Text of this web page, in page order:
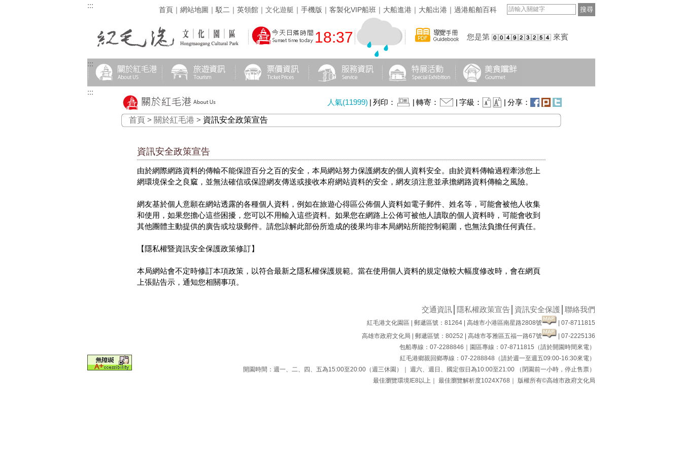
::: 首頁｜ 網站地圖 ｜ 駁二 ｜ 英領館｜ 文化遊艇 ｜ 手機版 ｜ 客製化VIP船班 ｜ 大船進港 ｜ 大船出港 ｜ 過港船舶百科 搜尋
18:37 您是第 來賓
:::
:::
人氣(11999) | 列印： | 轉寄： | 字級： | 分享：
首頁> 關於紅毛港 > 資訊安全政策宣告
資訊安全政策宣告
由於網際網路資料的傳輸不能保證百分之百的安全，本局網站努力保護網友的個人資料安全。由於資料傳輸過程牽涉您上
網環境保全之良窳，並無法確信或保證網友傳送或接收本府網站資料的安全，網友須注意並承擔網路資料傳輸之風險。
網友基於個人意願在網站透露的各種個人資料，例如在旅遊心得區公佈個人資料如電子郵件、姓名等，可能會被他人收集
和使用，如果您擔心這些困擾，您可以不用輸入這些資料。如果您在網路上公佈可被他人讀取的個人資料時，可能會收到
其他團體主動提供的廣告或垃圾郵件。請您諒解此部份所造成的後果均非本局網站所能控制範圍，也無法負擔任何責任。
【隱私權暨資訊安全保護政策修訂】
本局網站會不定時修訂本項政策，以符合最新之隱私權保護規範。當在使用個人資料的規定做較大幅度修改時，會在網頁
上張貼告示，通知您相關事項。
交通資訊│ 隱私權政策宣告│ 資訊安全保護 聯絡我們
紅毛港文化園區 | 郵遞區號：81264 | 高雄市小港區南星路2808號
| 07-8711815
高雄市政府文化局 | 郵遞區號：80252 | 高雄市苓雅區五福一路67號
| 07-2225136
包船專線：07-2288846｜園區專線：07-8711815（請於開園時間來電）
紅毛港鄉親回鄉專線：07-2288848（請於週一至週五09:00-16:30來電）
開園時間：週一、二、四、五為15:00至20:00（週三休園）｜ 週六、週日、國定假日為10:00至21:00 （閉園前一小時，停止售票）
最佳瀏覽環境IE8以上｜ 最佳瀏覽解析度1024X768｜ 版權所有©高雄市政府文化局